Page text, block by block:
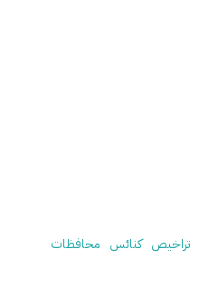
تراخيص كنائس محافظات